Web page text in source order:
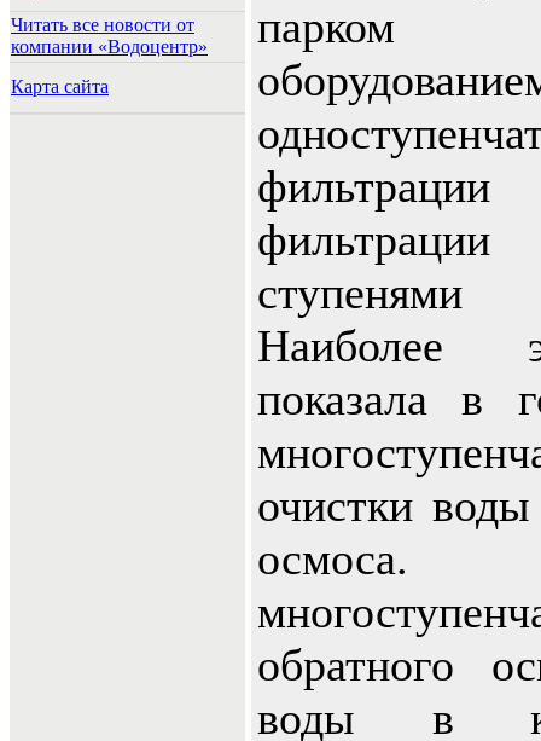
Читать все новости от
компании «Водоцентр»
Карта сайта
парком
Наиболее
показала в
очистки
обратного
воды в